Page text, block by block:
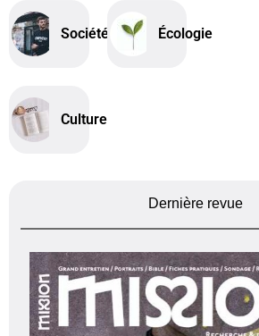
Société Écologie
Culture
Dernière revue